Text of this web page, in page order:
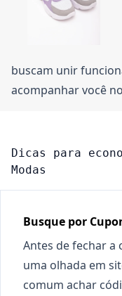
buscam unir
acompanhar você
Dicas para
Modas
Busque por
Antes de fechar a
uma olhada em
comum achar